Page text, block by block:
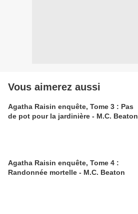
Vous aimerez aussi
Agatha Raisin enquête, Tome 3 : Pas
de pot pour la jardinière - M.C. Beaton
Agatha Raisin enquête, Tome 4 :
Randonnée mortelle - M.C. Beaton